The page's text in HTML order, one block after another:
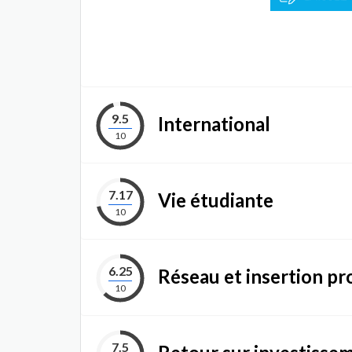
9.5
10
International
7.17
10
Vie étudiante
6.25
10
Réseau et insertion
7.5